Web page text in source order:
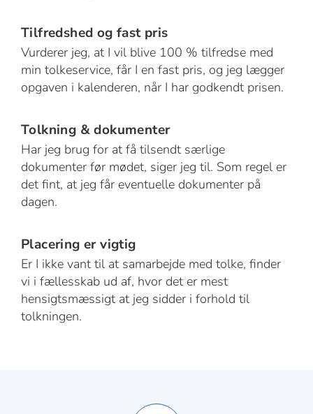
Tilfredshed og fast pris
Vurderer jeg, at I vil blive 100 % tilfredse med
min tolkeservice, får I en fast pris, og jeg lægger
opgaven i kalenderen, når I har godkendt prisen.
Tolkning & dokumenter
Har jeg brug for at få tilsendt særlige
dokumenter før mødet, siger jeg til. Som regel er
det fint, at jeg får eventuelle dokumenter på
dagen.
Placering er vigtig
Er I ikke vant til at samarbejde med tolke, finder
vi i fællesskab ud af, hvor det er mest
hensigtsmæssigt at jeg sidder i forhold til
tolkningen.